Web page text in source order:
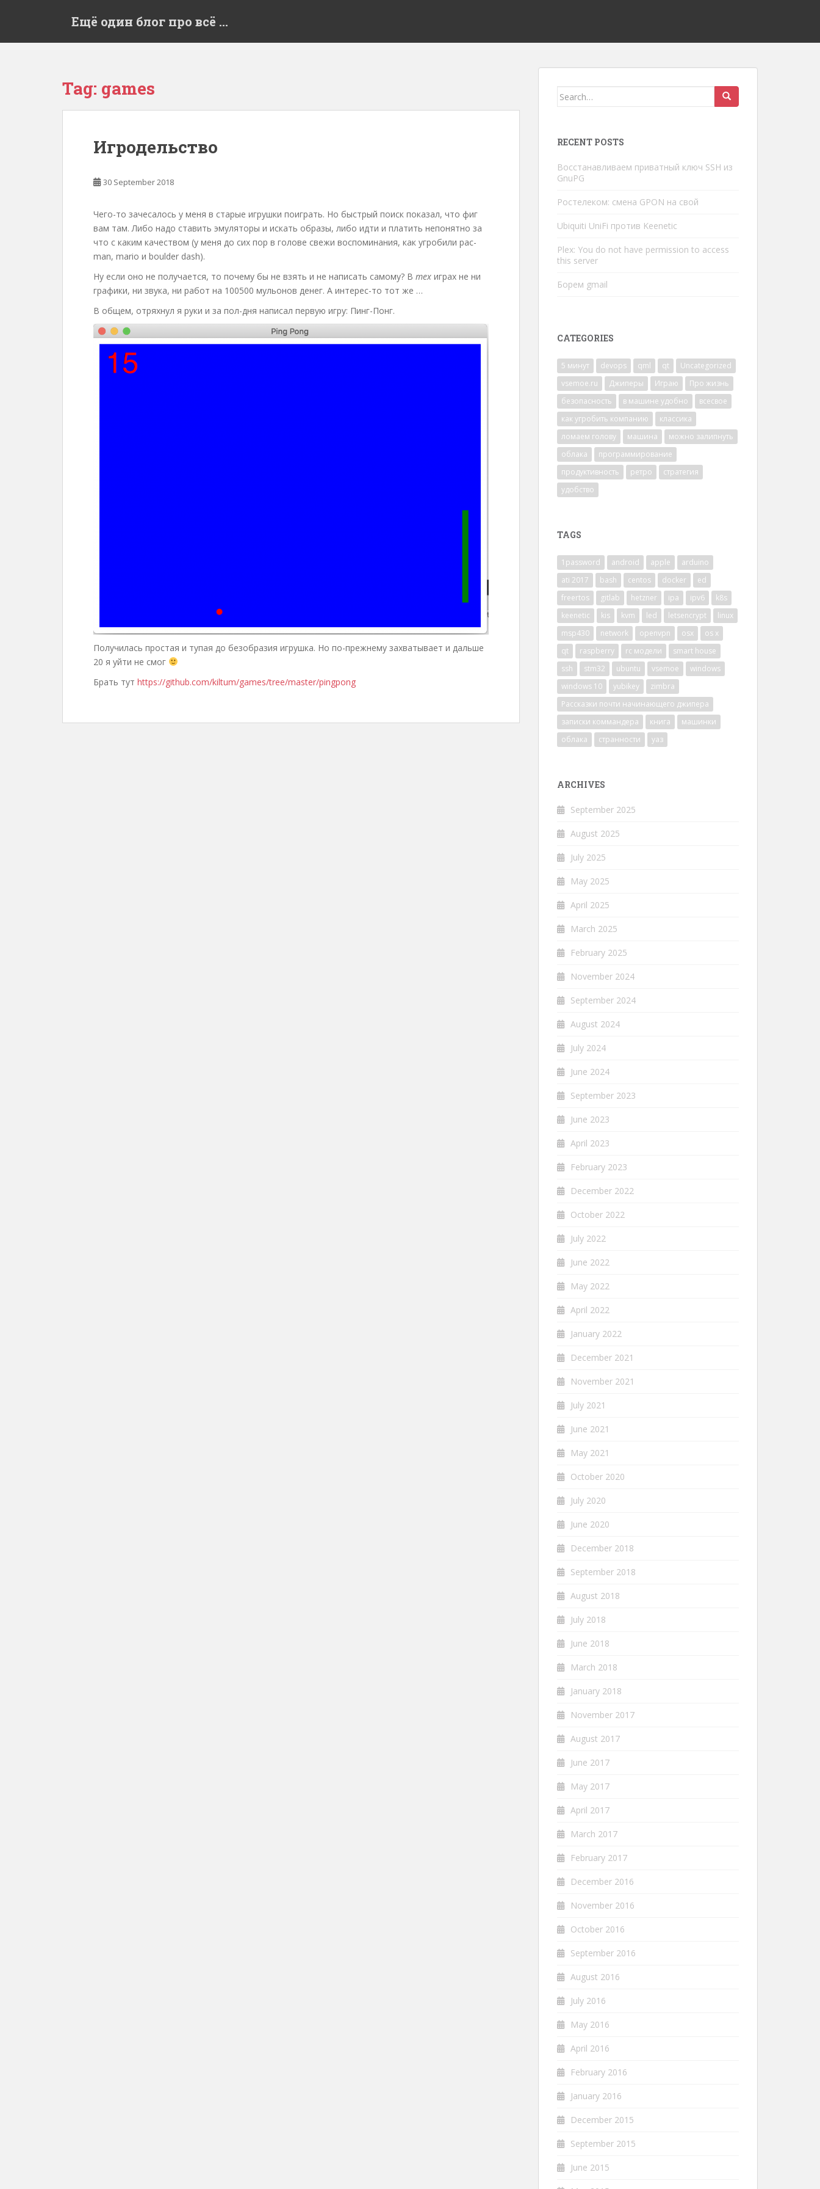
Ещё один блог про всё …
Tag: games
Игродельство
30 September 2018
Чего-то зачесалось у меня в старые игрушки поиграть. Но быстрый поиск показал, что фиг
вам там. Либо надо ставить эмуляторы и искать образы, либо идти и платить непонятно за
что с каким качеством (у меня до сих пор в голове свежи воспоминания, как угробили pac-
man, mario и boulder dash).
Ну если оно не получается, то почему бы не взять и не написать самому? В тех играх не ни
графики, ни звука, ни работ на 100500 мульонов денег. А интерес-то тот же …
В общем, отряхнул я руки и за пол-дня написал первую игру: Пинг-Понг.
Получилась простая и тупая до безобразия игрушка. Но по-прежнему захватывает и дальше
20 я уйти не смог
Брать тут https://github.com/kiltum/games/tree/master/pingpong
Search
RECENT POSTS
Восстанавливаем приватный ключ SSH из
GnuPG
Ростелеком: смена GPON на свой
Ubiquiti UniFi против Keenetic
Plex: You do not have permission to access
this server
Борем gmail
CATEGORIES
5 минут devops qml qt
Uncategorized
vsemoe.ru
Джиперы Играю
Про жизнь
безопасность
в машине удобно
всесвое
как угробить компанию
классика
ломаем голову
машина
можно залипнуть
облака
программирование
продуктивность
ретро
стратегия
удобство
TAGS
1password android apple
arduino
ati 2017
bash centos docker
ed
freertos
gitlab hetzner ipa ipv6
k8s
keenetic
kis kvm led letsencrypt
linux
msp430
network openvpn osx
os x
qt
raspberry rc модели
smart house
ssh
stm32 ubuntu vsemoe
windows
windows 10
yubikey
zimbra
Рассказки почти начинающего джипера
записки коммандера
книга
машинки
облака
странности уаз
ARCHIVES
September 2025
August 2025
July 2025
May 2025
April 2025
March 2025
February 2025
November 2024
September 2024
August 2024
July 2024
June 2024
September 2023
June 2023
April 2023
February 2023
December 2022
October 2022
July 2022
June 2022
May 2022
April 2022
January 2022
December 2021
November 2021
July 2021
June 2021
May 2021
October 2020
July 2020
June 2020
December 2018
September 2018
August 2018
July 2018
June 2018
March 2018
January 2018
November 2017
August 2017
June 2017
May 2017
April 2017
March 2017
February 2017
December 2016
November 2016
October 2016
September 2016
August 2016
July 2016
May 2016
April 2016
February 2016
January 2016
December 2015
September 2015
June 2015